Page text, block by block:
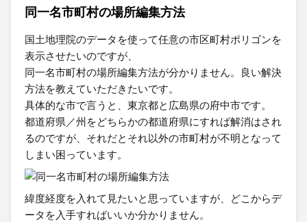
同一名市町村の場所編集方法
国土地理院のデータを使って任意の市区町村ポリゴンを
表示させたいのですが、
同一名市町村の場所編集方法が分かりません。良い解決
方法を教えていただきたいです。
具体的な市で言うと、東京都と広島県の府中市です。
都道府県／州をどちらかの都道府県にすれば解消はされ
るのですが、それだとそれ以外の市町村が不明となって
しまい困っています。
緯度経度を入れて見たいと思っていますが、どこからデ
ータを入手すればいいか分かりません。